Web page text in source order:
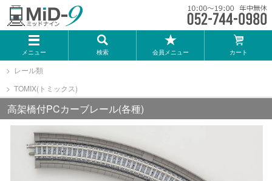
メニュー 検索 会員メニュー カート
メーカー一覧
TOMIX
KATO
GREENMAX
トミーテック
レール類
TOMIX(トミックス)
高架橋付PCカーブレール(各種)